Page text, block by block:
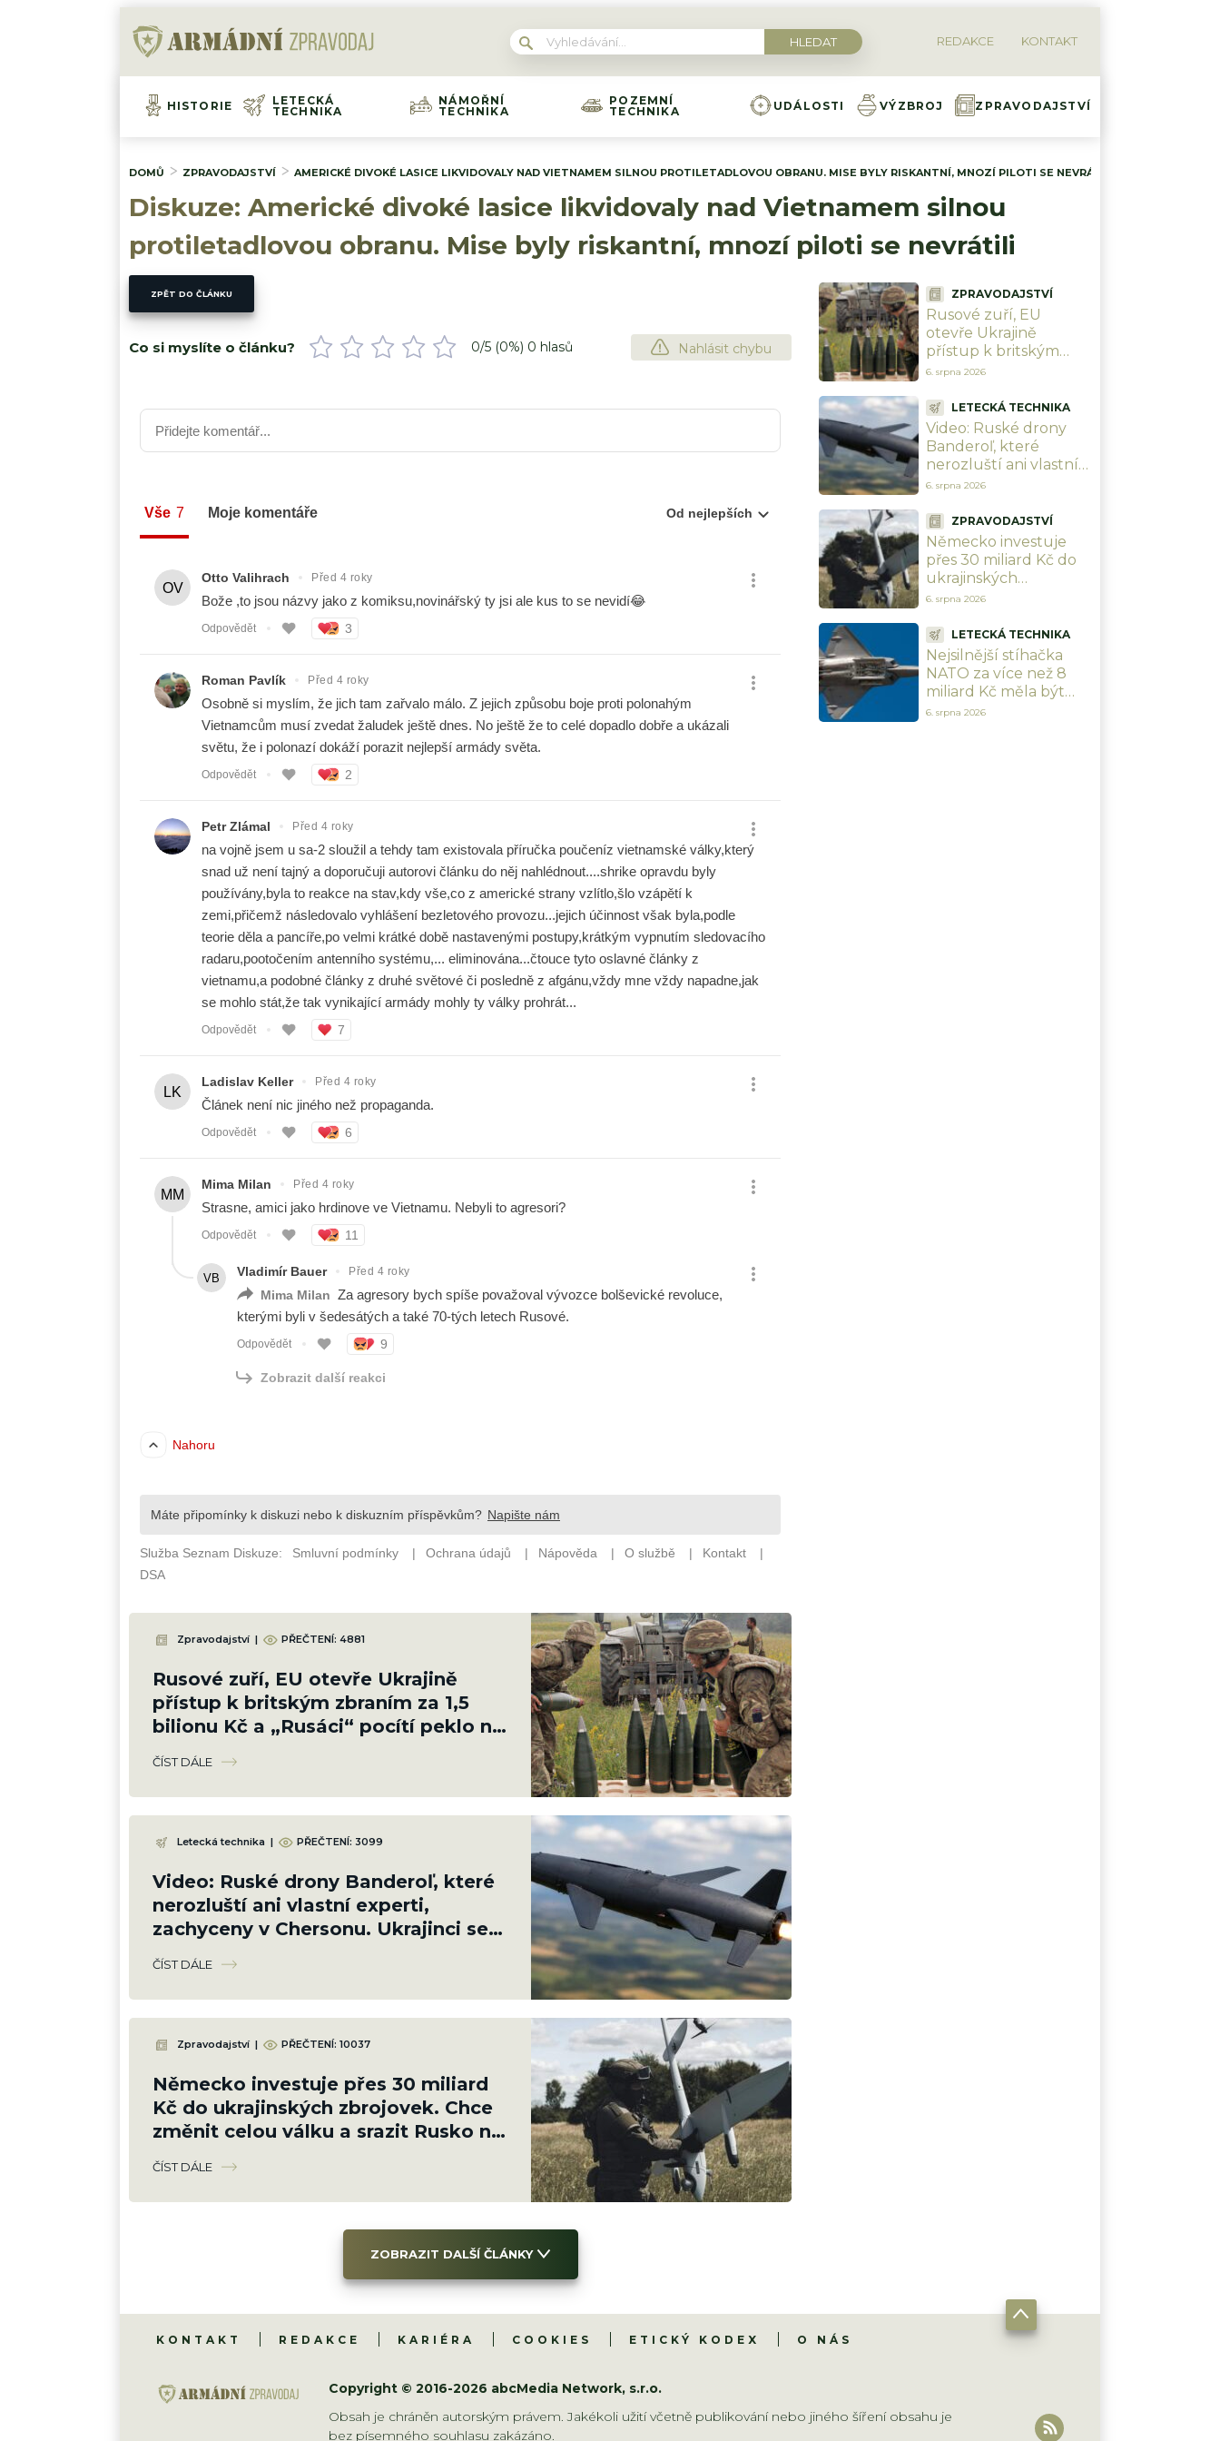
REDAKCE KONTAKT
HISTORIE
LETECKÁ
TECHNIKA
NÁMOŘNÍ
TECHNIKA
POZEMNÍ
TECHNIKA
UDÁLOSTI VÝZBROJ ZPRAVODAJSTVÍ
DOMŮ ZPRAVODAJSTVÍ AMERICKÉ DIVOKÉ LASICE LIKVIDOVALY NAD VIETNAMEM SILNOU PROTILETADLOVOU OBRANU. MISE BYLY RISKANTNÍ, MNOZÍ PILOTI SE NEVRÁTILI
Diskuze: Americké divoké lasice likvidovaly nad Vietnamem silnou
protiletadlovou obranu. Mise byly riskantní, mnozí piloti se nevrátili
ZPĚT DO ČLÁNKU
Co si myslíte o článku? 0/5 (0%) 0 hlasů Nahlásit chybu
Zpravodajství | PŘEČTENÍ: 4881
Rusové zuří, EU otevře Ukrajině
přístup k britským zbraním za 1,5
bilionu Kč a „Rusáci“ pocítí peklo na
zemi
ČÍST DÁLE
Letecká technika | PŘEČTENÍ: 3099
Video: Ruské drony Banderoľ, které
nerozluští ani vlastní experti,
zachyceny v Chersonu. Ukrajinci se
proti ni neumí bránit
ČÍST DÁLE
Zpravodajství | PŘEČTENÍ: 10037
Německo investuje přes 30 miliard
Kč do ukrajinských zbrojovek. Chce
změnit celou válku a srazit Rusko na
kolena
ČÍST DÁLE
ZOBRAZIT DALŠÍ ČLÁNKY
ZPRAVODAJSTVÍ
Rusové zuří, EU
otevře Ukrajině
přístup k britským
zbraním za 1,5 bilionu
peklo na zemi
6. srpna 2026
LETECKÁ TECHNIKA
Video: Ruské drony
Banderoľ, které
nerozluští ani vlastní
experti, zachyceny v
proti ni neumí bránit
6. srpna 2026
ZPRAVODAJSTVÍ
Německo investuje
přes 30 miliard Kč do
ukrajinských
zbrojovek. Chce
srazit Rusko na kolena
6. srpna 2026
LETECKÁ TECHNIKA
Nejsilnější stíhačka
NATO za více než 8
miliard Kč měla být
neporazitelná. Při
6. srpna 2026
KONTAKT REDAKCE KARIÉRA COOKIES ETICKÝ KODEX O NÁS
Copyright © 2016-2026 abcMedia Network, s.r.o.
Obsah je chráněn autorským právem. Jakékoli užití včetně publikování nebo jiného šíření obsahu je
bez písemného souhlasu zakázáno.